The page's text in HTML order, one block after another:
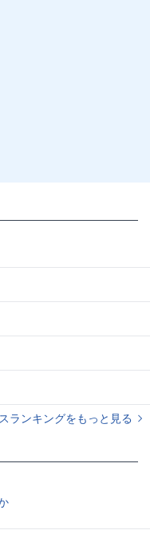
ランキングをもっと見る